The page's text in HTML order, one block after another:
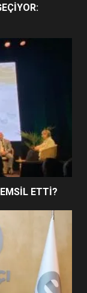
NE
TÜRKİYE
NEYİ
ETTİ?